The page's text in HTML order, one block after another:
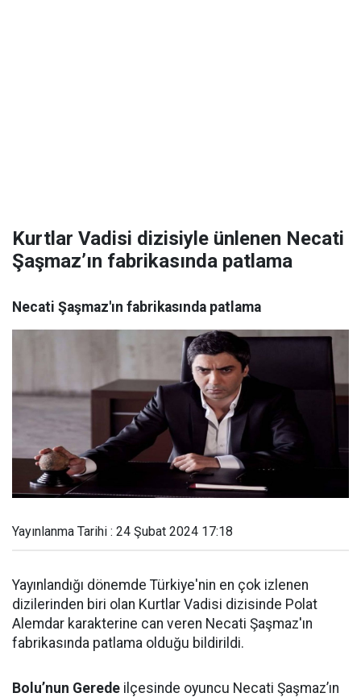
Kurtlar Vadisi dizisiyle ünlenen Necati
Şaşmaz’ın fabrikasında patlama
Necati Şaşmaz'ın fabrikasında patlama
Yayınlanma Tarihi : 24 Şubat 2024 17:18
Yayınlandığı dönemde Türkiye'nin en çok izlenen
dizilerinden biri olan Kurtlar Vadisi dizisinde Polat
Alemdar karakterine can veren Necati Şaşmaz'ın
fabrikasında patlama olduğu bildirildi.
Bolu’nun Gerede ilçesinde oyuncu Necati Şaşmaz’ın